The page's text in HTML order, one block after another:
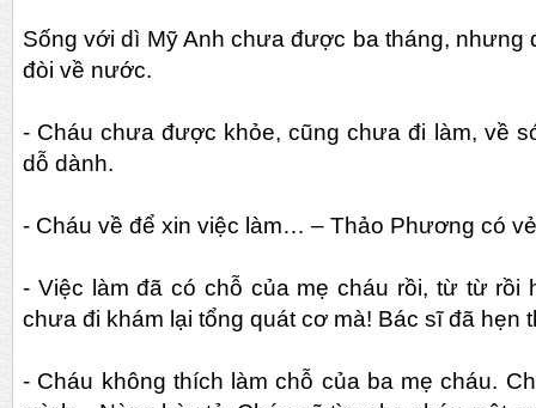
Sống với dì Mỹ Anh chưa được ba tháng, nhưng
đòi về nước.
- Cháu chưa được khỏe, cũng chưa đi làm, về
dỗ dành.
- Cháu về để xin việc làm… – Thảo Phương có
- Việc làm đã có chỗ của mẹ cháu rồi, từ từ rồi
chưa đi khám lại tổng quát cơ mà! Bác sĩ đã hẹn
- Cháu không thích làm chỗ của ba mẹ cháu.